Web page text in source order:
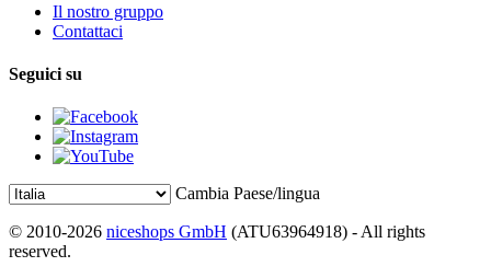
Il nostro gruppo
Contattaci
Seguici su
Cambia Paese/lingua
© 2010-2026 niceshops GmbH (ATU63964918) - All rights
reserved.